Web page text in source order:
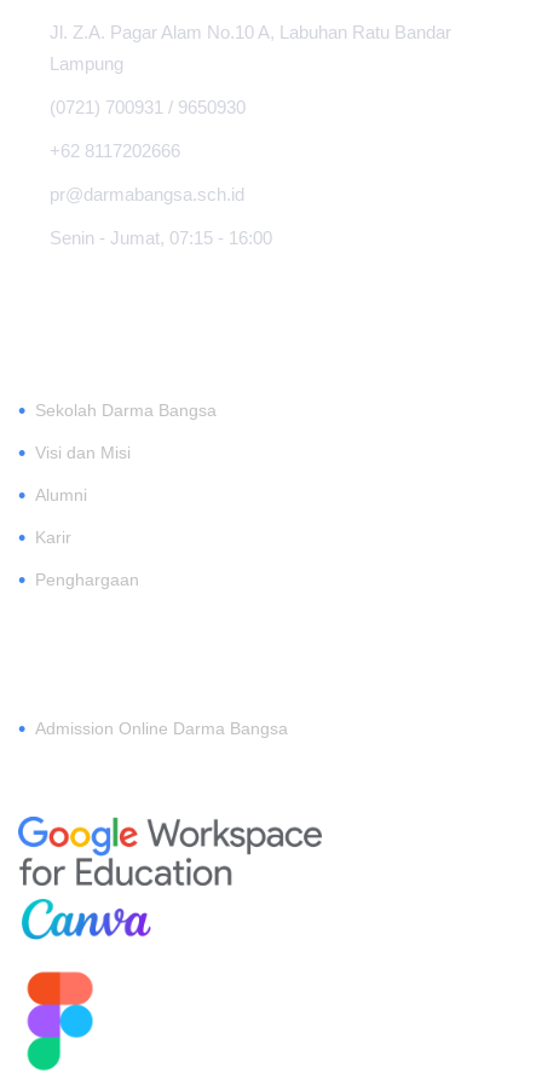
Jl. Z.A. Pagar Alam No.10 A, Labuhan Ratu Bandar
Lampung
(0721) 700931 / 9650930
+62 8117202666
pr@darmabangsa.sch.id
Senin - Jumat, 07:15 - 16:00
• Sekolah Darma Bangsa
• Visi dan Misi
• Alumni
• Karir
• Penghargaan
• Admission Online Darma Bangsa